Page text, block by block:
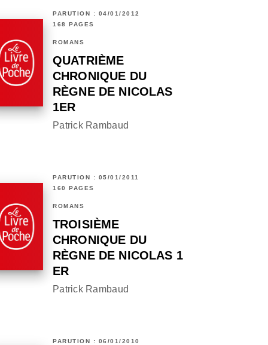
PARUTION : 04/01/2012
168 PAGES
ROMANS
QUATRIÈME
CHRONIQUE DU
RÈGNE DE NICOLAS
1ER
Patrick Rambaud
PARUTION : 05/01/2011
160 PAGES
ROMANS
TROISIÈME
CHRONIQUE DU
RÈGNE DE NICOLAS 1
ER
Patrick Rambaud
PARUTION : 06/01/2010